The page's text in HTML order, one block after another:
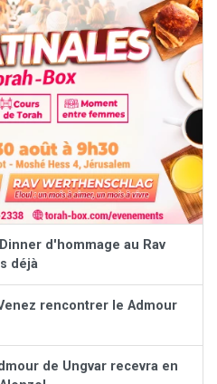
Dinner d'hommage au Rav
déjà
rencontrer le Admour
de Ungvar recevra en